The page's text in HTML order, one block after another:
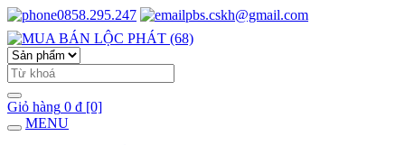
0858.295.247 pbs.cskh@gmail.com
Giỏ hàng 0 đ [0]
MENU